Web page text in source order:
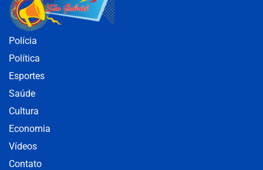
Polícia
Política
Esportes
Saúde
Cultura
Economia
Vídeos
Contato